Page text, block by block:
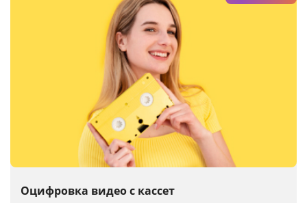
Багетная мастерская
Услуги и сервис
Оцифровка видео с кассет